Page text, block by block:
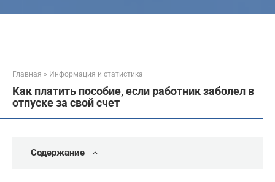
Главная » Информация и статистика
Как платить пособие, если работник заболел в
отпуске за свой счет
Содержание